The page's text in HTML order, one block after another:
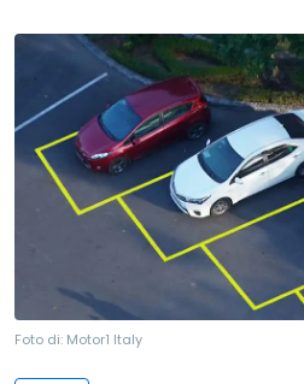
Foto di: Motor1 Italy